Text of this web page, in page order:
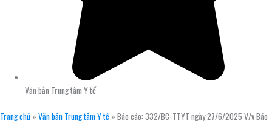
Văn bản Trung tâm Y tế
Trang chủ » Văn bản Trung tâm Y tế» Báo cáo: 332/BC-TTYT ngày 27/6/2025 V/v Báo